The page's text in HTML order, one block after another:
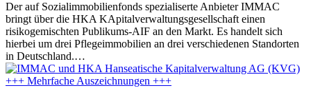
Der auf Sozialimmobilienfonds spezialiserte Anbieter IMMAC
bringt über die HKA KApitalverwaltungsgesellschaft einen
risikogemischten Publikums-AIF an den Markt. Es handelt sich
hierbei um drei Pflegeimmobilien an drei verschiedenen Standorten
in Deutschland.…